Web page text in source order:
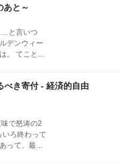
年5月
ーに行っ
だけだし、
747」
が777X」
てちょっと
と～
と言いつ
デンウィー
。 てこと
末か6月あた
ます。でき
経由で行っ
ぁ、いや、
とマイクロ
ざっと一通
べき寄付 - 経済的自由
で怒涛の2
いろ終わって
って、最近